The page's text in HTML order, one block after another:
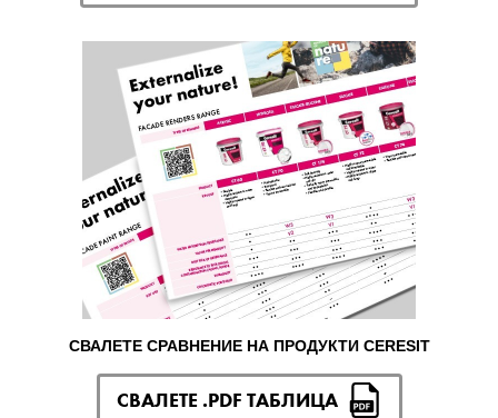
СВАЛЕТЕ СРАВНЕНИЕ НА ПРОДУКТИ CERESIT
СВАЛЕТЕ .PDF ТАБЛИЦА